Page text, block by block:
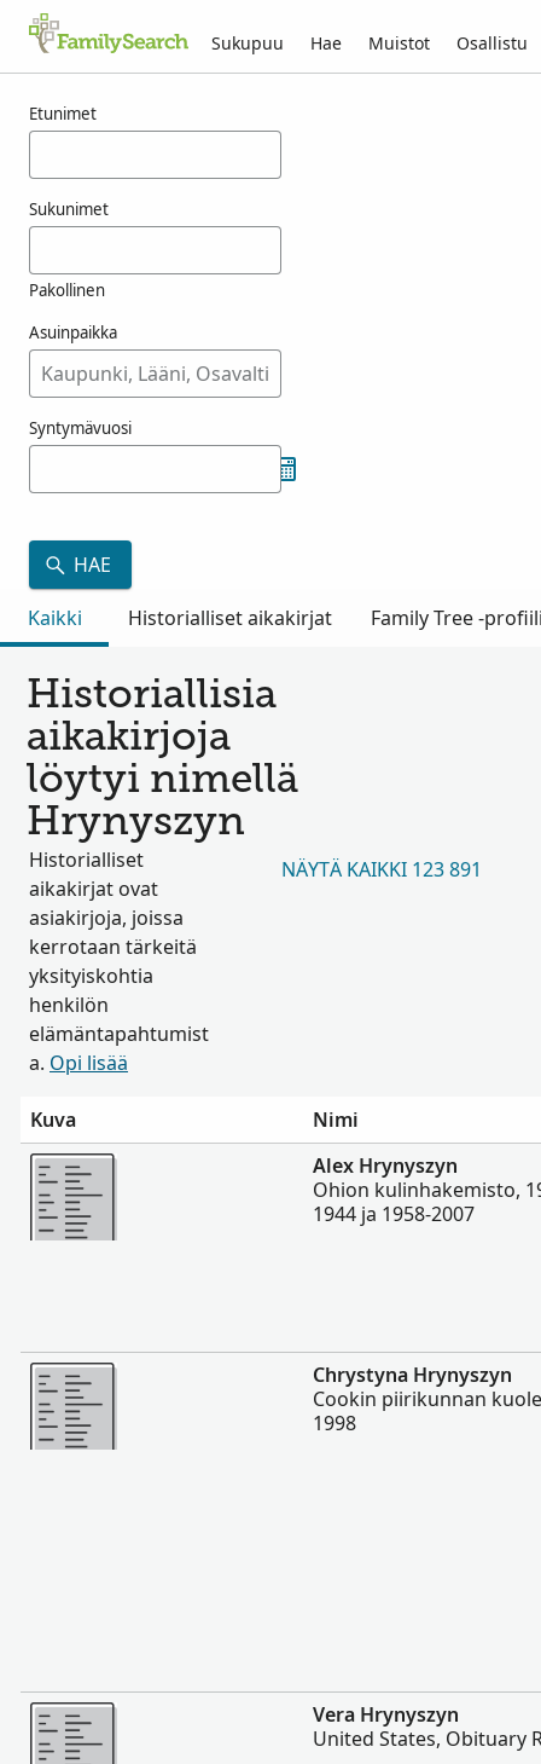
Sukupuu Hae Muistot Osallistu
Etunimet
Sukunimet
Pakollinen
Asuinpaikka
Syntymävuosi
HAE
Kaikki
Historialliset aikakirjat Family Tree -
Historiallisia
aikakirjoja
löytyi nimellä
Hrynyszyn
Historialliset
aikakirjat ovat
asiakirjoja, joissa
kerrotaan tärkeitä
yksityiskohtia
henkilön
elämäntapahtumist
a. Opi lisää
NÄYTÄ KAIKKI 123 891
Kuva
Nimi
Enemmän
Alex Hrynyszyn
Ohion kulinhakemisto,
1944 ja 1958-2007
Enemmän
Chrystyna Hrynyszyn
Cookin piirikunnan
1998
Enemmän
Vera Hrynyszyn
United States, Obituary